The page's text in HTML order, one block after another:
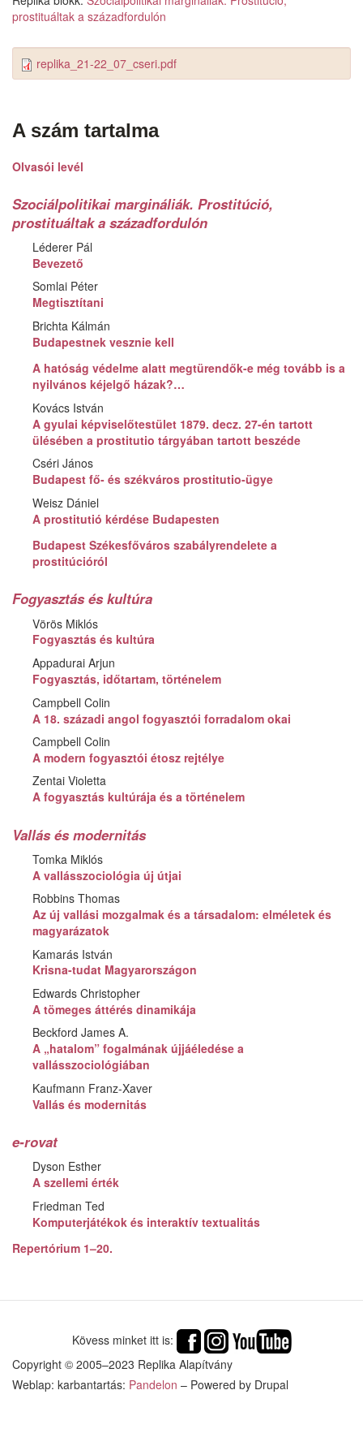
prostituáltak a századfordulón
replika_21-22_07_cseri.pdf
A szám tartalma
Olvasói levél
Szociálpolitikai margináliák. Prostitúció,
prostituáltak a századfordulón
Léderer Pál
Bevezető
Somlai Péter
Megtisztítani
Brichta Kálmán
Budapestnek vesznie kell
A hatóság védelme alatt megtürendők-e még tovább is a
nyilvános kéjelgő házak?…
Kovács István
A gyulai képviselőtestület 1879. decz. 27-én tartott
ülésében a prostitutio tárgyában tartott beszéde
Cséri János
Budapest fő- és székváros prostitutio-ügye
Weisz Dániel
A prostitutió kérdése Budapesten
Budapest Székesfőváros szabályrendelete a
prostitúcióról
Fogyasztás és kultúra
Vörös Miklós
Fogyasztás és kultúra
Appadurai Arjun
Fogyasztás, időtartam, történelem
Campbell Colin
A 18. századi angol fogyasztói forradalom okai
Campbell Colin
A modern fogyasztói étosz rejtélye
Zentai Violetta
A fogyasztás kultúrája és a történelem
Vallás és modernitás
Tomka Miklós
A vallásszociológia új útjai
Robbins Thomas
Az új vallási mozgalmak és a társadalom: elméletek és
magyarázatok
Kamarás István
Krisna-tudat Magyarországon
Edwards Christopher
A tömeges áttérés dinamikája
Beckford James A.
A „hatalom” fogalmának újjáéledése a
vallásszociológiában
Kaufmann Franz-Xaver
Vallás és modernitás
e-rovat
Dyson Esther
A szellemi érték
Friedman Ted
Komputerjátékok és interaktív textualitás
Repertórium 1–20.
Kövess minket itt is:
Copyright © 2005–2023 Replika Alapítvány
Weblap: karbantartás: Pandelon – Powered by Drupal